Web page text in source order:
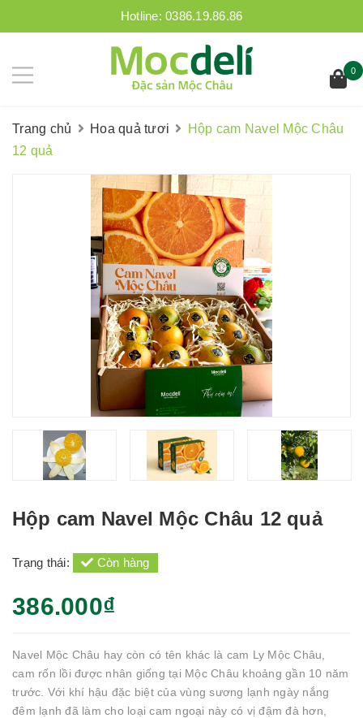
Hotline: 0386.19.86.86
0
Trang chủ Hoa quả tươi
Hộp cam Navel Mộc Châu
12 quả
Hộp cam Navel Mộc Châu 12 quả
Trạng thái: Còn hàng
386.000₫
Navel Mộc Châu hay còn có tên khác là cam Ly Mộc Châu,
cam rốn lồi được nhân giống tại Mộc Châu khoảng gần 10 năm
trước. Với khí hậu đặc biệt của vùng sương lạnh ngày nắng
đêm lạnh đã làm cho loại cam ngoại này có vị đậm đà hơn,